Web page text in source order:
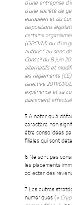
d’une entreprise
d’une société de
européen et du
dispositions
certains
(OPCVM) ou d’un
autorisé au sens
Conseil du 8 juin
alternatifs et
les règlements
directive 2011/61/
expérience et sa
placement effectué
5 À noter qu’à
caractère non
être consolidées
filiales qui sont
6 Ne sont pas
les placements
collecter des
7 Les autres
numériques ( «